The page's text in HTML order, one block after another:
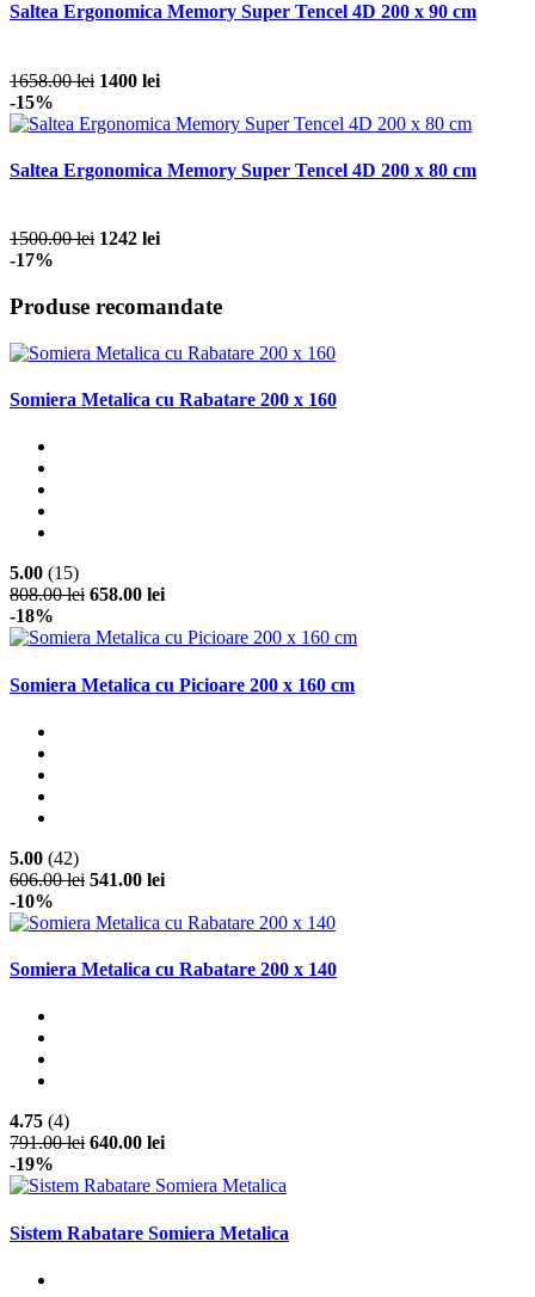
Saltea Ergonomica Memory Super Tencel 4D 200 x 90 cm
1658.00 lei 1400 lei
-15%
Saltea Ergonomica Memory Super Tencel 4D 200 x 80 cm
1500.00 lei 1242 lei
-17%
Produse recomandate
Somiera Metalica cu Rabatare 200 x 160
5.00 (15)
808.00 lei 658.00 lei
-18%
Somiera Metalica cu Picioare 200 x 160 cm
5.00 (42)
606.00 lei 541.00 lei
-10%
Somiera Metalica cu Rabatare 200 x 140
4.75 (4)
791.00 lei 640.00 lei
-19%
Sistem Rabatare Somiera Metalica